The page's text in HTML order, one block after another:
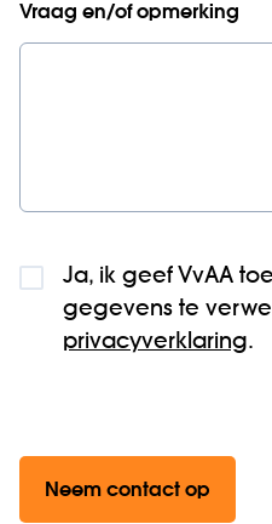
Vraag en/of opmerking
Ja, ik geef VvAA
gegevens te
privacyverklaring.
Neem contact op